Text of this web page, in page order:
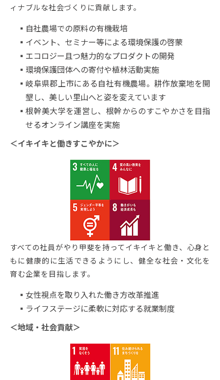
ィナブルな社会づくりに貢献します。
自社農場での原料の有機栽培
イベント、セミナー等による環境保護の啓蒙
エコロジー且つ魅力的なプロダクトの開発
環境保護団体への寄付や植林活動実施
岐阜県郡上市にある自社有機農場。耕作放棄地を開
墾し、美しい里山へと姿を変えています
根幹美大学を運営し、根幹からのすこやかさを目指
せるオンライン講座を実施
＜イキイキと働きすこやかに＞
すべての社員がやり甲斐を持ってイキイキと働き、心身と
もに健康的に生活できるようにし、健全な社会・文化を
育む企業を目指します。
女性視点を取り入れた働き方改革推進
ライフステージに柔軟に対応する就業制度
＜地域・社会貢献＞